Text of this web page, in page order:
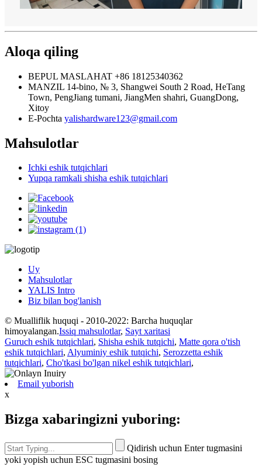
Aloqa qiling
BEPUL MASLAHAT +86 18125340362
MANZIL 14-bino, № 3, Shangwei South 2 Road, HeTang
Town, PengJiang tumani, JiangMen shahri, GuangDong,
Xitoy
E-Pochta yalishardware123@gmail.com
Mahsulotlar
Ichki eshik tutqichlari
Yupqa ramkali shisha eshik tutqichlari
Uy
Mahsulotlar
YALIS Intro
Biz bilan bog'lanish
© Mualliflik huquqi - 2010-2022: Barcha huquqlar
himoyalangan.Issiq mahsulotlar, Sayt xaritasi
Guruch eshik tutqichlari, Shisha eshik tutqichi, Matte qora o'tish
eshik tutqichlari, Alyuminiy eshik tutqichi, Serozzetta eshik
tutqichlari, Cho'tkasi bo'lgan nikel eshik tutqichlari,
Email yuborish
x
Bizga xabaringizni yuboring:
Qidirish uchun Enter tugmasini
yoki yopish uchun ESC tugmasini bosing